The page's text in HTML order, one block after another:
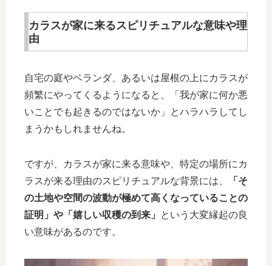
カラスが家に来るスピリチュアルな意味や理
由
自宅の庭やベランダ、あるいは屋根の上にカラスが
頻繁にやってくるようになると、「我が家に何か悪
いことでも起きるのではないか」とハラハラしてし
まうかもしれませんね。
ですが、カラスが家に来る意味や、特定の場所にカ
ラスが来る理由のスピリチュアルな背景には、
「そ
の土地や空間の波動が極めて高くなっていることの
証明」や「嬉しい収穫の到来」
という大変縁起の良
い意味があるのです。